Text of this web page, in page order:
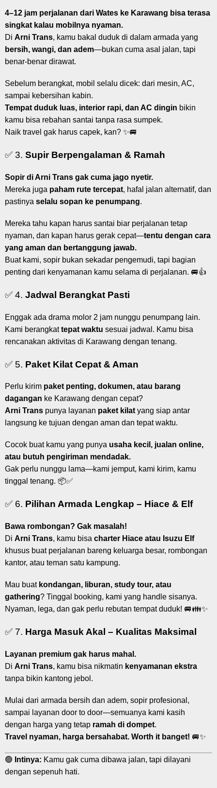
4–12 jam perjalanan dari Wates ke Karawang bisa terasa
singkat kalau mobilnya nyaman.
Di Arni Trans, kamu bakal duduk di dalam armada yang
bersih, wangi, dan adem—bukan cuma asal jalan, tapi
benar-benar dirawat.
Sebelum berangkat, mobil selalu dicek: dari mesin, AC,
sampai kebersihan kabin.
Tempat duduk luas, interior rapi, dan AC dingin bikin
kamu bisa rebahan santai tanpa rasa sumpek.
Naik travel gak harus capek, kan? ✨🚐
✅ 3. Supir Berpengalaman & Ramah
Sopir di Arni Trans gak cuma jago nyetir.
Mereka juga paham rute tercepat, hafal jalan alternatif, dan
pastinya selalu sopan ke penumpang.
Mereka tahu kapan harus santai biar perjalanan tetap
nyaman, dan kapan harus gerak cepat—tentu dengan cara
yang aman dan bertanggung jawab.
Buat kami, sopir bukan sekadar pengemudi, tapi bagian
penting dari kenyamanan kamu selama di perjalanan. 🚐👍
✅ 4. Jadwal Berangkat Pasti
Enggak ada drama molor 2 jam nunggu penumpang lain.
Kami berangkattepat waktu sesuai jadwal. Kamu bisa
rencanakan aktivitas di Karawang dengan tenang.
✅ 5. Paket Kilat Cepat & Aman
Perlu kirim paket penting, dokumen, atau barang
dagangan ke Karawang dengan cepat?
Arni Trans punya layanan paket kilatyang siap antar
langsung ke tujuan dengan aman dan tepat waktu.
Cocok buat kamu yang punya usaha kecil, jualan online,
atau butuh pengiriman mendadak.
Gak perlu nunggu lama—kami jemput, kami kirim, kamu
tinggal tenang. 📦✅
✅ 6. Pilihan Armada Lengkap – Hiace & Elf
Bawa rombongan? Gak masalah!
Di Arni Trans, kamu bisa charter Hiace atau Isuzu Elf
khusus buat perjalanan bareng keluarga besar, rombongan
kantor, atau teman satu kampung.
Mau buat kondangan, liburan, study tour, atau
gathering? Tinggal booking, kami yang handle sisanya.
Nyaman, lega, dan gak perlu rebutan tempat duduk! 🚐👪✨
✅ 7. Harga Masuk Akal – Kualitas Maksimal
Layanan premium gak harus mahal.
Di Arni Trans, kamu bisa nikmatin kenyamanan ekstra
tanpa bikin kantong jebol.
Mulai dari armada bersih dan adem, sopir profesional,
sampai layanan door to door—semuanya kami kasih
dengan harga yang tetap ramah di dompet.
Travel nyaman, harga bersahabat. Worth it banget! 🚐✨
🟢 Intinya: Kamu gak cuma dibawa jalan, tapi dilayani
dengan sepenuh hati.